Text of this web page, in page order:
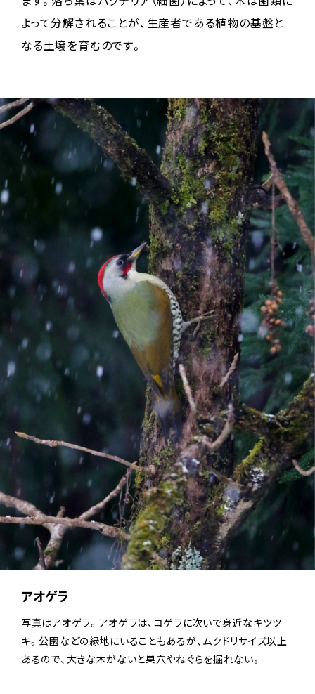
よって分解されることが、生産者である植物の基盤と
なる土壌を育むのです。
アオゲラ
写真はアオゲラ。アオゲラは、コゲラに次いで身近なキツツ
キ。公園などの緑地にいることもあるが、ムクドリサイズ以上
あるので、大きな木がないと巣穴やねぐらを掘れない。